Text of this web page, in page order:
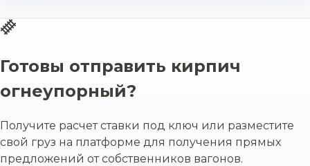
Готовы отправить кирпич
огнеупорный?
Получите расчет ставки под ключ или разместите
свой груз на платформе для получения прямых
предложений от собственников вагонов.